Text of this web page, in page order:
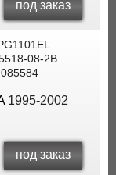
под заказ
08-2B
085584
1995-2002
под заказ